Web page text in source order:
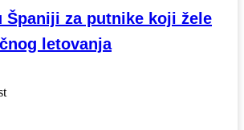
Španiji za putnike koji žele
letovanja